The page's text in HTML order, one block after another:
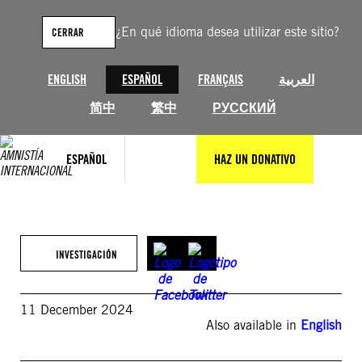
¿En qué idioma desea utilizar este sitio?
ENGLISH ESPAÑOL FRANÇAIS
العربية
简中
繁中 РУССКИЙ
CERRAR
ESPAÑOL HAZ UN DONATIVO
contenido
INVESTIGACIÓN
11 December 2024
Also available in English